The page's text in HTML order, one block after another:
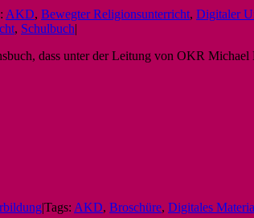
AKD, Bewegter Religionsunterricht, Digitaler
, Schulbuch|
dass unter der Leitung von OKR
|Tags: AKD, Broschüre, Digitales